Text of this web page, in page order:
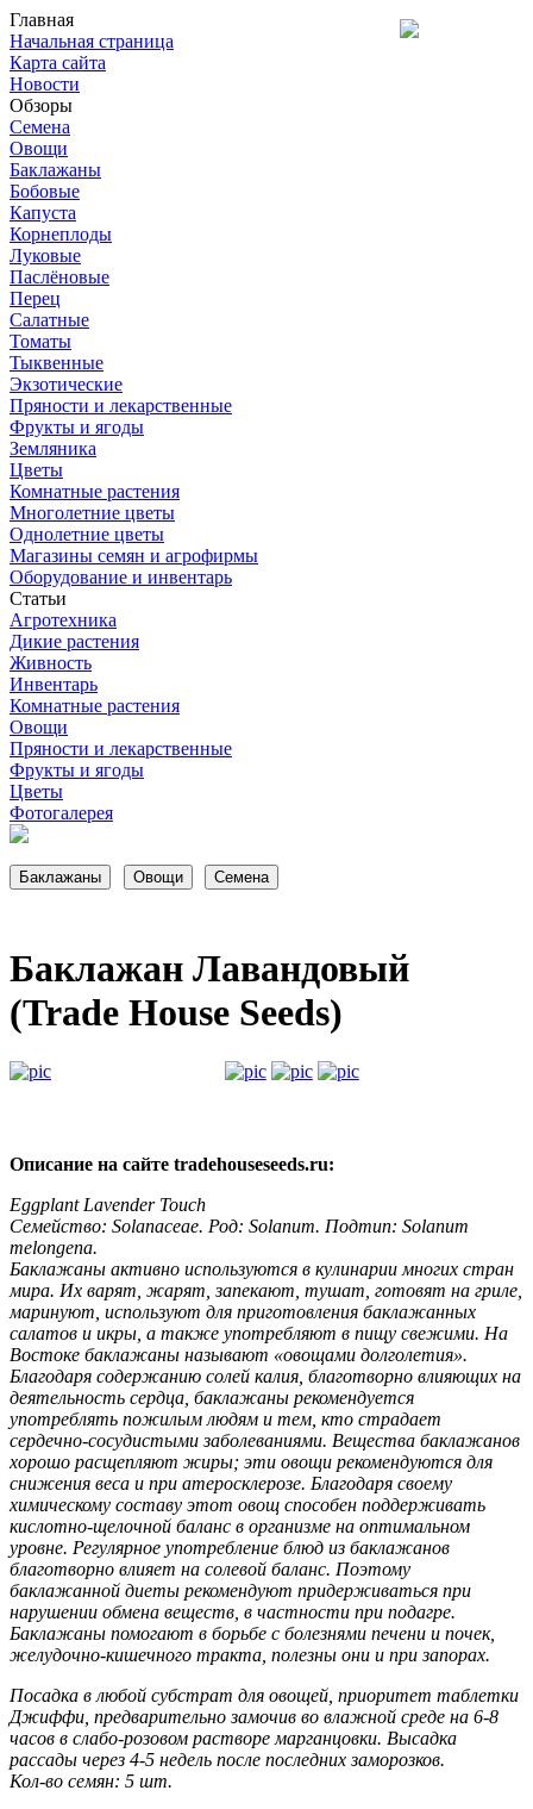
Главная
Начальная страница
Карта сайта
Новости
Обзоры
Семена
Овощи
Баклажаны
Бобовые
Капуста
Корнеплоды
Луковые
Паслёновые
Перец
Салатные
Томаты
Тыквенные
Экзотические
Пряности и лекарственные
Фрукты и ягоды
Земляника
Цветы
Комнатные растения
Многолетние цветы
Однолетние цветы
Магазины семян и агрофирмы
Оборудование и инвентарь
Статьи
Агротехника
Дикие растения
Живность
Инвентарь
Комнатные растения
Овощи
Пряности и лекарственные
Фрукты и ягоды
Цветы
Фотогалерея
Баклажан Лавандовый
(Trade House Seeds)
Описание на сайте tradehouseseeds.ru:
Eggplant Lavender Touch
Семейство: Solanaceae. Род: Solanum. Подтип: Solanum
melongena.
Баклажаны активно используются в кулинарии многих стран
мира. Их варят, жарят, запекают, тушат, готовят на гриле,
маринуют, используют для приготовления баклажанных
салатов и икры, а также употребляют в пищу свежими. На
Востоке баклажаны называют «овощами долголетия».
Благодаря содержанию солей калия, благотворно влияющих на
деятельность сердца, баклажаны рекомендуется
употреблять пожилым людям и тем, кто страдает
сердечно-сосудистыми заболеваниями. Вещества баклажанов
хорошо расщепляют жиры; эти овощи рекомендуются для
снижения веса и при атеросклерозе. Благодаря своему
химическому составу этот овощ способен поддерживать
кислотно-щелочной баланс в организме на оптимальном
уровне. Регулярное употребление блюд из баклажанов
благотворно влияет на солевой баланс. Поэтому
баклажанной диеты рекомендуют придерживаться при
нарушении обмена веществ, в частности при подагре.
Баклажаны помогают в борьбе с болезнями печени и почек,
желудочно-кишечного тракта, полезны они и при запорах.
Посадка в любой субстрат для овощей, приоритет таблетки
Джиффи, предварительно замочив во влажной среде на 6-8
часов в слабо-розовом растворе марганцовки. Высадка
рассады через 4-5 недель после последних заморозков.
Кол-во семян: 5 шт.